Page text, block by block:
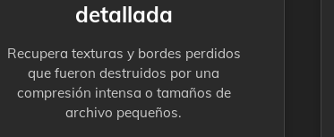
detallada
Recupera texturas y bordes perdidos
que fueron destruidos por una
compresión intensa o tamaños de
archivo pequeños.